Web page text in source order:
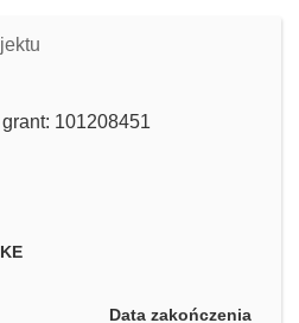
101208451
Data zakończenia